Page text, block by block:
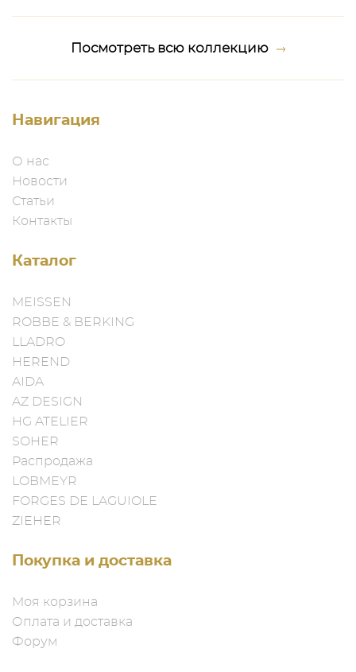
Посмотреть всю коллекцию
Навигация
О нас
Новости
Статьи
Контакты
Каталог
MEISSEN
ROBBE & BERKING
LLADRO
HEREND
AIDA
AZ DESIGN
HG ATELIER
SOHER
Распродажа
LOBMEYR
FORGES DE LAGUIOLE
ZIEHER
Покупка и доставка
Моя корзина
Оплата и доставка
Форум